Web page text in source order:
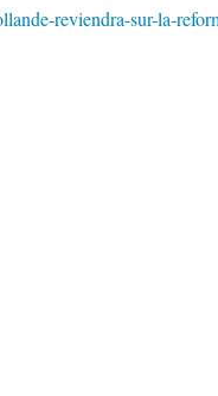
reviendra-sur-la-